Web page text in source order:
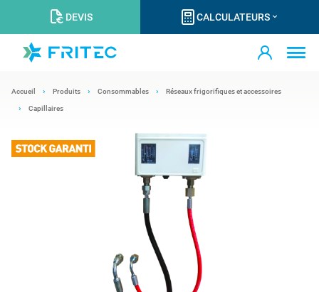
DEVIS CALCULATEURS
Accueil Produits Consommables Réseaux frigorifiques et accessoires
Capillaires